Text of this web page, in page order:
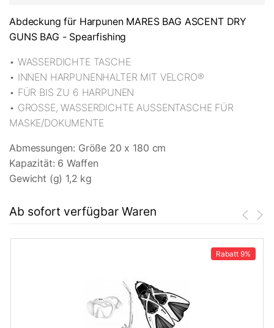
Abdeckung für Harpunen MARES BAG ASCENT DRY
GUNS BAG - Spearfishing
• WASSERDICHTE TASCHE
• INNEN HARPUNENHALTER MIT VELCRO®
• FÜR BIS ZU 6 HARPUNEN
• GROSSE, WASSERDICHTE AUSSENTASCHE FÜR
MASKE/DOKUMENTE
Abmessungen: Größe 20 x 180 cm
Kapazität: 6 Waffen
Gewicht (g) 1,2 kg
Ab sofort verfügbar Waren
Rabatt 9%